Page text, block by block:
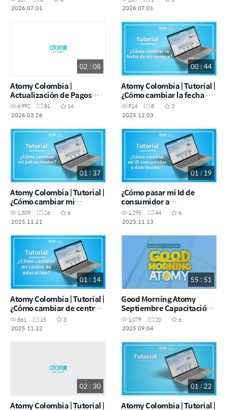
2026.07.01
2026.07.01
02 : 08
Atomy Colombia |
Actualización de Pagos
Presenciales
6,992 81
14
2026.03.26
00 : 44
Atomy Colombia | Tutorial |
¿Cómo cambiar la fecha de
mi compra?
914 8
3
2025.12.03
01 : 37
Atomy Colombia | Tutorial |
¿Cómo cambiar mi
patrocinador?
1,309 26
6
2025.11.21
01 : 19
¿Cómo pasar mi Id de
consumidor a
distribuidor?
1,295 44
6
2025.11.13
01 : 14
Atomy Colombia | Tutorial |
¿Cómo cambiar de centro
de educación?
861 15
3
2025.11.12
55 : 51
Good Morning Atomy
Septiembre Capacitación
Nueva Pagina Web
1,079 20
6
2025.09.04
02 : 30
Atomy Colombia | Tutorial |
01 : 22
Atomy Colombia | Tutorial |